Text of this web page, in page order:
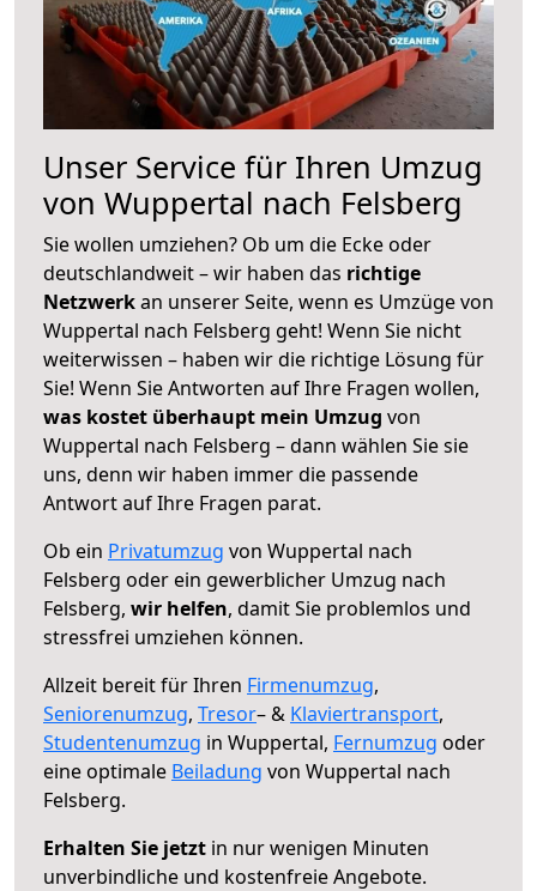
Unser Service für Ihren Umzug
von Wuppertal nach Felsberg
Sie wollen umziehen? Ob um die Ecke oder
deutschlandweit – wir haben das richtige
Netzwerkan unserer Seite, wenn es Umzüge von
Wuppertal nach Felsberg geht! Wenn Sie nicht
weiterwissen – haben wir die richtige Lösung für
Sie! Wenn Sie Antworten auf Ihre Fragen wollen,
was kostet überhaupt mein Umzug von
Wuppertal nach Felsberg – dann wählen Sie sie
uns, denn wir haben immer die passende
Antwort auf Ihre Fragen parat.
Ob ein Privatumzug von Wuppertal nach
Felsberg oder ein gewerblicher Umzug nach
Felsberg, wir helfen, damit Sie problemlos und
stressfrei umziehen können.
Allzeit bereit für Ihren Firmenumzug,
Seniorenumzug, Tresor– & Klaviertransport,
Studentenumzug in Wuppertal, Fernumzug oder
eine optimale Beiladung von Wuppertal nach
Felsberg.
Erhalten Sie jetzt in nur wenigen Minuten
unverbindliche und kostenfreie Angebote.